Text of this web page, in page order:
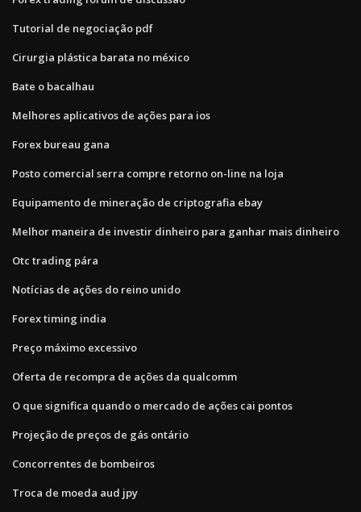
Tutorial de negociação pdf
Cirurgia plástica barata no méxico
Bate o bacalhau
Melhores aplicativos de ações para ios
Forex bureau gana
Posto comercial serra compre retorno on-line na loja
Equipamento de mineração de criptografia ebay
Melhor maneira de investir dinheiro para ganhar mais dinheiro
Otc trading pára
Notícias de ações do reino unido
Forex timing india
Preço máximo excessivo
Oferta de recompra de ações da qualcomm
O que significa quando o mercado de ações cai pontos
Projeção de preços de gás ontário
Concorrentes de bombeiros
Troca de moeda aud jpy